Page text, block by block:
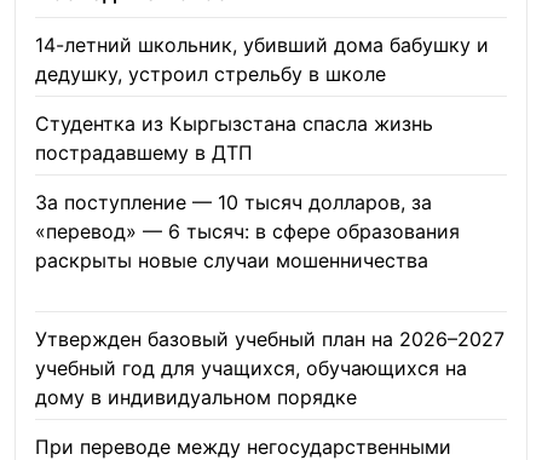
14-летний школьник, убивший дома бабушку и
дедушку, устроил стрельбу в школе
Студентка из Кыргызстана спасла жизнь
пострадавшему в ДТП
За поступление — 10 тысяч долларов, за
«перевод» — 6 тысяч: в сфере образования
раскрыты новые случаи мошенничества
Утвержден базовый учебный план на 2026–2027
учебный год для учащихся, обучающихся на
дому в индивидуальном порядке
При переводе между негосударственными